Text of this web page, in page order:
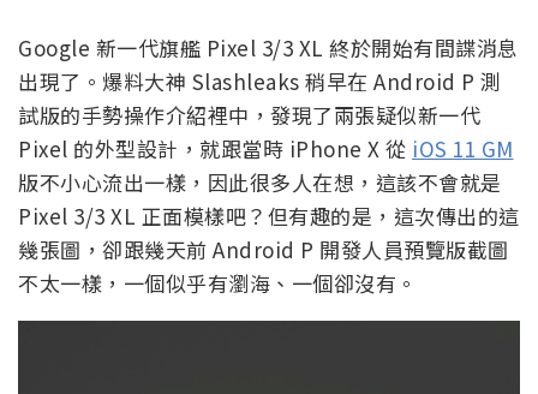
Google 新一代旗艦 Pixel 3/3 XL 終於開始有間諜消息
出現了。爆料大神 Slashleaks 稍早在 Android P 測
試版的手勢操作介紹裡中，發現了兩張疑似新一代
Pixel 的外型設計，就跟當時 iPhone X 從 iOS 11 GM
版不小心流出一樣，因此很多人在想，這該不會就是
Pixel 3/3 XL 正面模樣吧？但有趣的是，這次傳出的這
幾張圖，卻跟幾天前 Android P 開發人員預覽版截圖
不太一樣，一個似乎有瀏海、一個卻沒有。